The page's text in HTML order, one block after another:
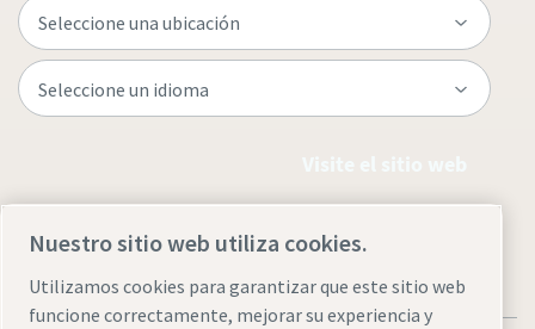
Nuestro sitio web utiliza cookies.
Utilizamos cookies para garantizar que este sitio web
funcione correctamente, mejorar su experiencia y